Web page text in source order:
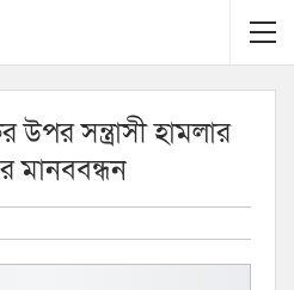
উপর সন্ত্রাসী হামলার
মানববন্ধন